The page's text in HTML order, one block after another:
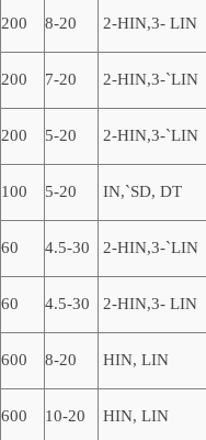
200 8-20 2-HIN,3- LIN
200 7-20 2-HIN,3-`LIN
200 5-20 2-HIN,3-`LIN
100 5-20 IN,`SD, DT
60 4.5-30 2-HIN,3-`LIN
60 4.5-30 2-HIN,3- LIN
600 8-20 HIN, LIN
600 10-20 HIN, LIN